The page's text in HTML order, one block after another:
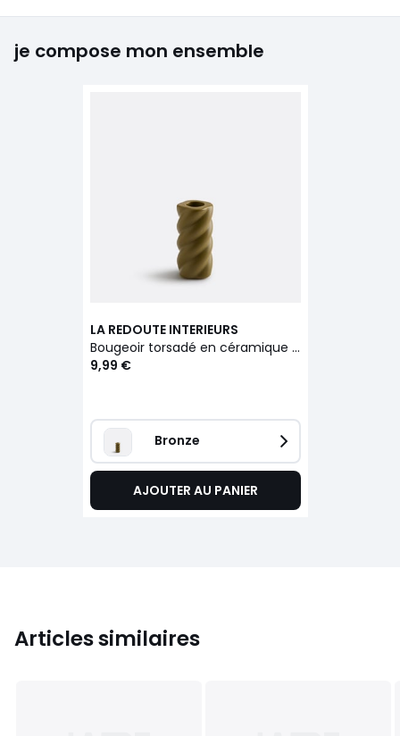
je compose mon ensemble
LA REDOUTE INTERIEURS
Bougeoir torsadé en céramique H9 cm, Vavy
9,99 €
Bronze
AJOUTER AU PANIER
Articles similaires